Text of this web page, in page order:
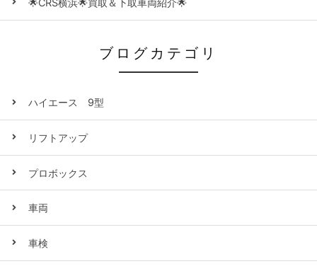
ブログカテゴリ
ハイエース 9型
リフトアップ
プロボックス
車両
車検